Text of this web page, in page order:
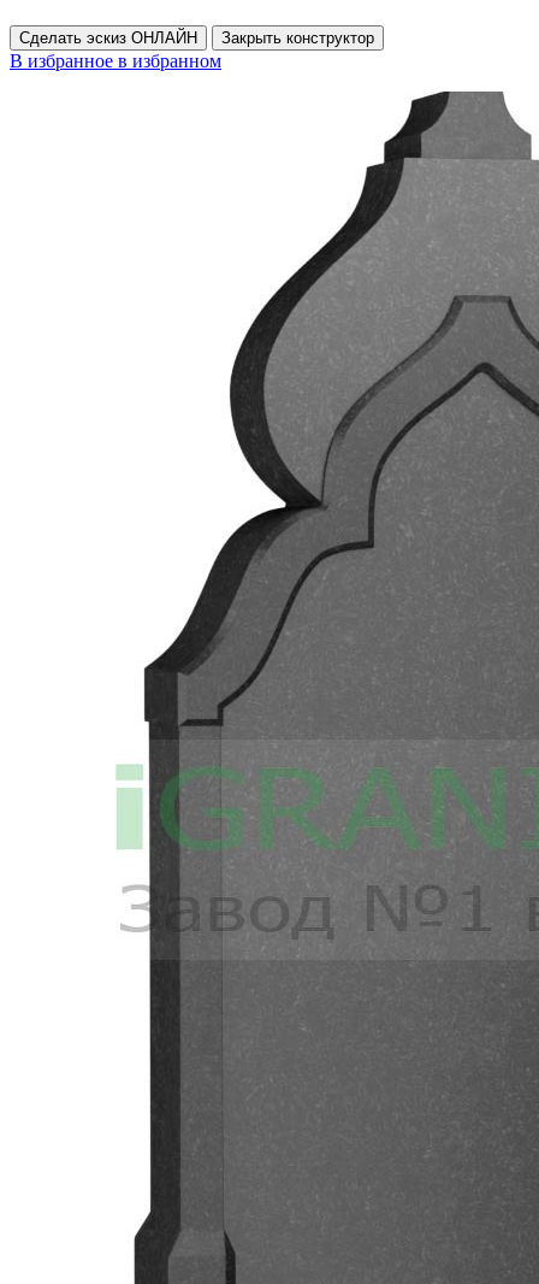
Сделать эскиз ОНЛАЙН Закрыть конструктор
В избранное в избранном